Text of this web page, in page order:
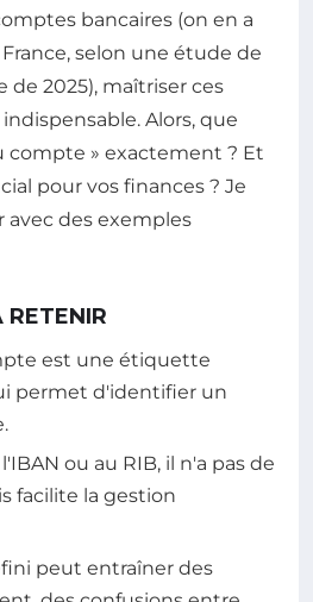
bancaires (on en a
selon une étude de
de 2025), maîtriser ces
Alors, que
compte » exactement ? Et
pour vos finances ? Je
avec des exemples
RETENIR
est une étiquette
permet d'identifier un
ou au RIB, il n'a pas de
facilite la gestion
peut entraîner des